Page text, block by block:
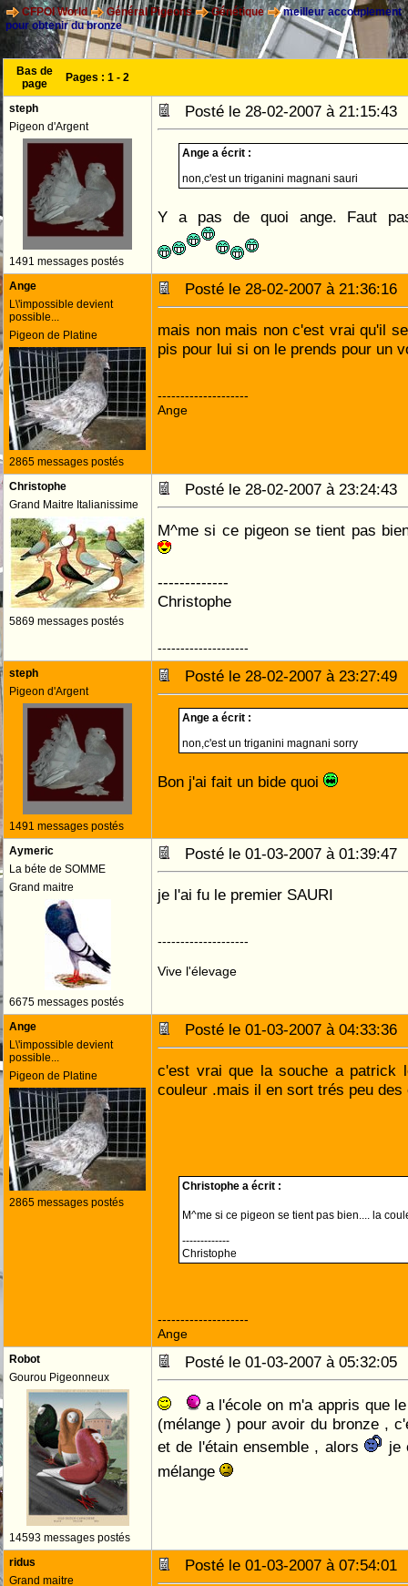
CFPOI World Général Pigeons Génétique
meilleur accouplement
pour obtenir du bronze
Bas de
page
Pages : 1 - 2
steph
Pigeon d'Argent
1491 messages postés
Posté le 28-02-2007 à
Ange a écrit :
non,c'est un triganini magnani sauri
Y a pas de quoi ange. Faut
Ange
L\'impossible devient
possible...
Pigeon de Platine
2865 messages postés
Posté le 28-02-2007 à
mais non mais non c'est vrai qu'il
pis pour lui si on le prends pour un
--------------------
Ange
Christophe
Grand Maitre Italianissime
5869 messages postés
Posté le 28-02-2007 à
M^me si ce pigeon se tient pas
-------------
Christophe
--------------------
steph
Pigeon d'Argent
1491 messages postés
Posté le 28-02-2007 à
Ange a écrit :
non,c'est un triganini magnani sorry
Bon j'ai fait un bide quoi
Aymeric
La béte de SOMME
Grand maitre
6675 messages postés
Posté le 01-03-2007 à
je l'ai fu le premier SAURI
--------------------
Vive l'élevage
Ange
L\'impossible devient
possible...
Pigeon de Platine
2865 messages postés
Posté le 01-03-2007 à
c'est vrai que la souche a patrick
couleur .mais il en sort trés peu
Christophe a écrit :
M^me si ce pigeon se tient pas bien.... la
-------------
Christophe
--------------------
Ange
Robot
Gourou Pigeonneux
14593 messages postés
Posté le 01-03-2007 à
a l'école on m'a appris que
(mélange ) pour avoir du bronze ,
et de l'étain ensemble , alors
je
mélange
ridus
Grand maitre
Posté le 01-03-2007 à